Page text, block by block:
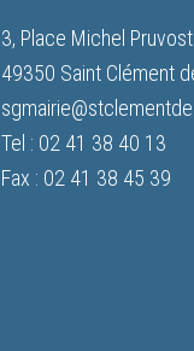
3, Place Michel Pruvost
49350 Saint Clément
Tel : 02 41 38 40 13
Fax : 02 41 38 45 39